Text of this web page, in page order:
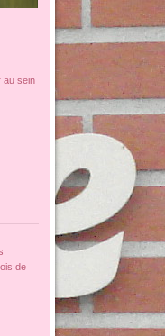
au sein
de